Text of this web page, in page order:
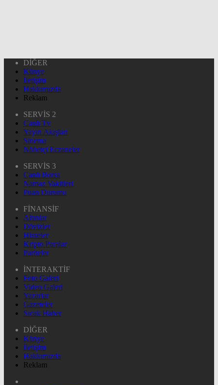
DİĞER
Künye
İletişim
Hakkımızda
Reklam
SERVİS 2
Canlı Tv
Yayın Akışları
Sinema
Nöbetçi Eczaneler
SERVİS 3
Canlı Borsa
Namaz Vakitleri
Puan Durumu
FİNANSİF
Altınlar
Dövizler
Hisseler
Kripto Paralar
Pariteler
İNTERAKTİF
Foto Galeri
Video Galeri
Yazarlar
Gazeteler
Sıcak Haber
DİĞER
Künye
İletişim
Hakkımızda
Reklam